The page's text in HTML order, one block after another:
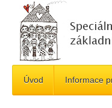
Úvod Informace